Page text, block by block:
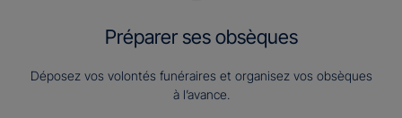
Préparer ses obsèques
Déposez vos volontés funéraires et organisez vos obsèques
à l’avance.